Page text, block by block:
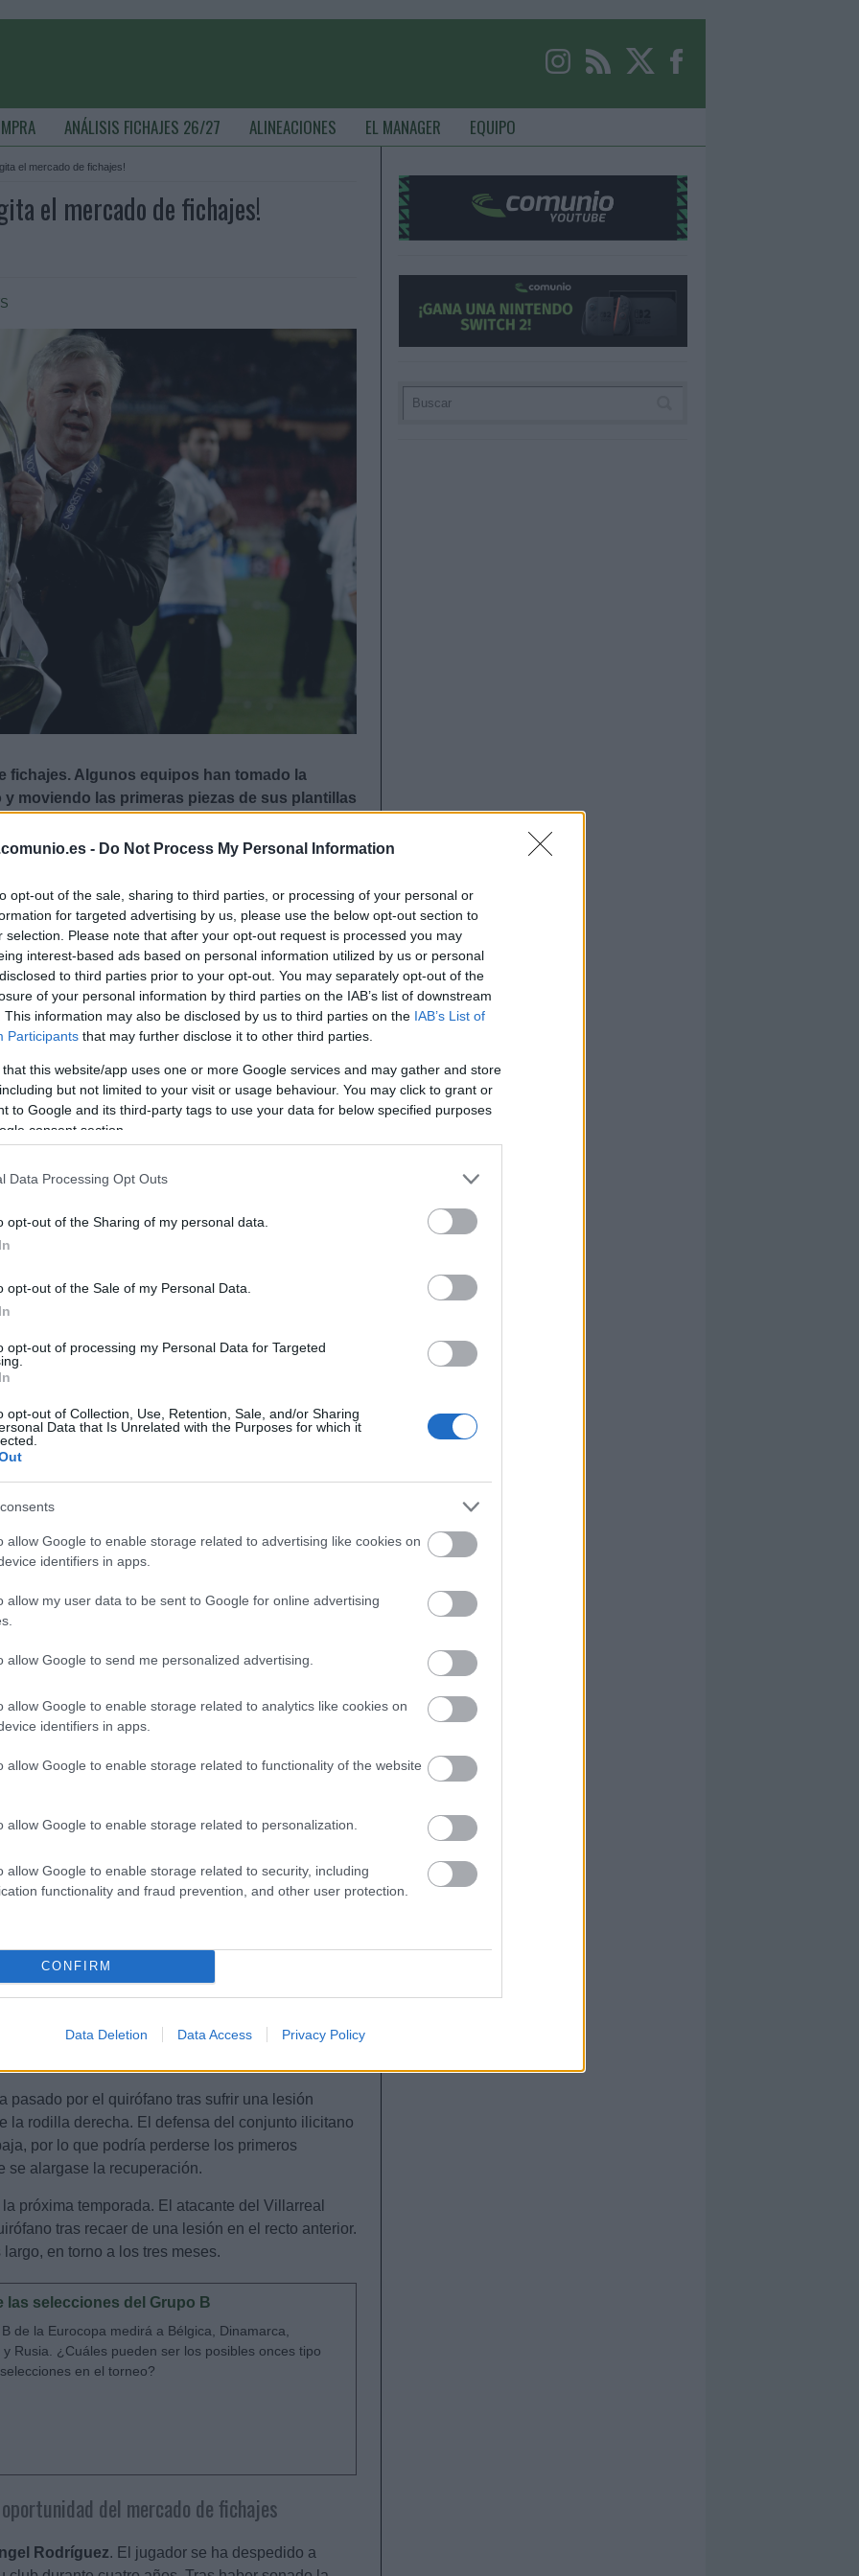
- Do Not Process My Personal Information
opt-out of the sale, sharing to third parties, or processing of your personal or
for targeted advertising by us, please use the below opt-out section to
selection. Please note that after your opt-out request is processed you may
interest-based ads based on personal information utilized by us or personal
to third parties prior to your opt-out. You may separately opt-out of the
of your personal information by third parties on the IAB’s list of downstream
This information may also be disclosed by us to third parties on the IAB’s List of
Participants that may further disclose it to other third parties.
that this website/app uses one or more Google services and may gather and store
but not limited to your visit or usage behaviour. You may click to grant or
to Google and its third-party tags to use your data for below specified purposes
consent section.
Data Processing Opt Outs
opt-out of the Sharing of my personal data.
opt-out of the Sale of my Personal Data.
opt-out of processing my Personal Data for Targeted
opt-out of Collection, Use, Retention, Sale, and/or Sharing
Data that Is Unrelated with the Purposes for which it
allow Google to enable storage related to advertising like cookies on
identifiers in apps.
allow my user data to be sent to Google for online advertising
allow Google to send me personalized advertising.
allow Google to enable storage related to analytics like cookies on
identifiers in apps.
allow Google to enable storage related to functionality of the website
allow Google to enable storage related to personalization.
allow Google to enable storage related to security, including
functionality and fraud prevention, and other user protection.
CONFIRM
Data Deletion Data Access Privacy Policy
ANÁLISIS FICHAJES 26/27 ALINEACIONES EL MANAGER EQUIPO
el mercado de fichajes!
el mercado de fichajes!
fichajes. Algunos equipos han tomado la
moviendo las primeras piezas de sus plantillas
todas las novedades de las últimas horas en
ha regresado al Real Madrid sin hacer
Nápoles y Everton. El entrenador italiano regresa a
época en la que firmó unos números
victorias , firmando un récord histórico de 22
Ancelotti levantó una Champions, un
una Supercopa de Europa. Su llegada se
cambios para volver a aspirar a luchar por
la historia del Elche. El técnico franjiverde
tras coger las riendas del equipo en un
que logró con el Elche, que se suma al
con el club alicantino.
del Elche un año más, hasta junio de 2022. De
marcado para una entidad que quiere
español.
2021/22!
de temporada ya ha sido realizado en comunio.es y
marcha el curso 2021/22! En la edición de la
hemos anunciado varias novedades que
estén disponibles en el resto de ediciones.
de fichajes
ha puesto manos a la obradesde el primer
City, rebajándose el salario de los 23 a los 6
de mercado de 5 millones, convirtiéndose en
para nuestras plantillas en Comunio.
También libre y procedente del club inglés. El
llega para reforzar la maltrecha línea defensiva
regresa al club catalán, donde espera contar
por Inglaterra. Con un precio de 1.5 millones en
uno de los jugadores que mayor progresión
la opción de compra que tenía sobreEmerson,
en las filas del Betis. Durante su paso por
ha repartido 10 asistencias. El lateral izquierdo
y medio en el mercado.
pasado por el quirófano tras sufrir una lesión
la rodilla derecha. El defensa del conjunto ilicitano
por lo que podría perderse los primeros
se alargase la recuperación.
próxima temporada. El atacante del Villarreal
tras recaer de una lesión en el recto anterior.
en torno a los tres meses.
selecciones del Grupo B
de la Eurocopa medirá a Bélgica, Dinamarca,
y Rusia. ¿Cuáles pueden ser los posibles onces tipo
en el torneo?
del mercado de fichajes
Rodríguez. El jugador se ha despedido a